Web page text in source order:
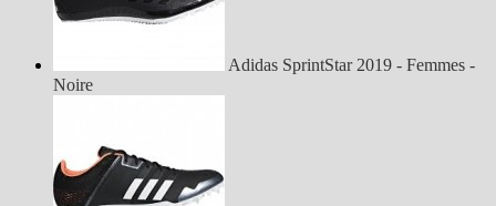
Adidas SprintStar 2019 - Femmes -
Noire